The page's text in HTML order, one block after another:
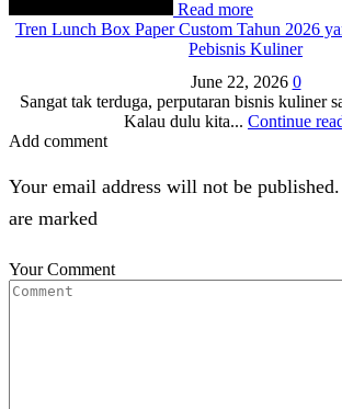
Read more
Tren Lunch Box Paper Custom Tahun 2026
Pebisnis Kuliner
June 22, 2026 0
Sangat tak terduga, perputaran bisnis kuliner
Kalau dulu kita... Continue
Add comment
Your email address will not be
are marked
Your Comment